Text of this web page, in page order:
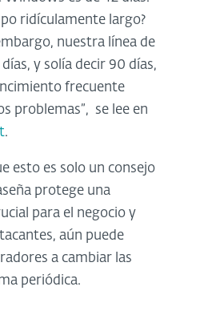
ridículamente largo?
nuestra línea de
y solía decir 90 días,
frecuente
problemas”, se lee en
.
esto es solo un consejo
protege una
para el negocio y
aún puede
a cambiar las
periódica.